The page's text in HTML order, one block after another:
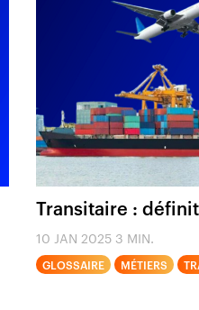
Transitaire :
10 JAN 2025 3 MIN.
GLOSSAIRE MÉTIERS